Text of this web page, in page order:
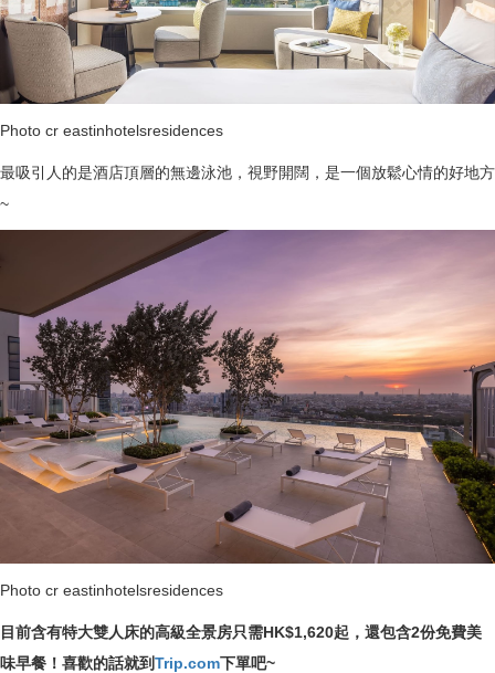
Photo cr eastinhotelsresidences
最吸引人的是酒店頂層的無邊泳池，視野開闊，是一個放鬆心情的好地方
~
Photo cr eastinhotelsresidences
目前含有特大雙人床的高級全景房只需HK$1,620起，還包含2份免費美
味早餐！喜歡的話就到Trip.com下單吧~